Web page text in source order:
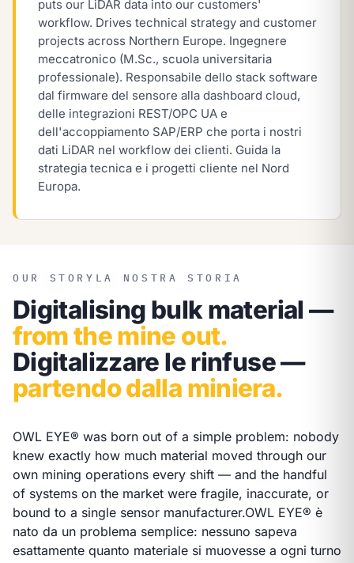
puts our LiDAR data into our customers'
workflow. Drives technical strategy and customer
projects across Northern Europe. Ingegnere
meccatronico (M.Sc., scuola universitaria
professionale). Responsabile dello stack software
dal firmware del sensore alla dashboard cloud,
delle integrazioni REST/OPC UA e
dell'accoppiamento SAP/ERP che porta i nostri
dati LiDAR nel workflow dei clienti. Guida la
strategia tecnica e i progetti cliente nel Nord
Europa.
OUR STORY LA NOSTRA STORIA
Digitalising bulk material —
from the mine out.
Digitalizzare le rinfuse —
partendo dalla miniera.
OWL EYE® was born out of a simple problem: nobody
knew exactly how much material moved through our
own mining operations every shift — and the handful
of systems on the market were fragile, inaccurate, or
bound to a single sensor manufacturer.OWL EYE® è
nato da un problema semplice: nessuno sapeva
esattamente quanto materiale si muovesse a ogni turno